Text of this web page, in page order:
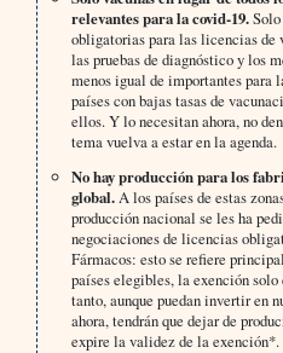
relevantes para la covid-19.
obligatorias para las licencias de
las pruebas de diagnóstico y los
menos igual de importantes para
países con bajas tasas de
ellos. Y lo necesitan ahora, no
tema vuelva a estar en la agenda.
No hay producción para los
global.A los países de estas
producción nacional se les ha
negociaciones de licencias
Fármacos: esto se refiere
países elegibles, la exención
tanto, aunque puedan invertir en
ahora, tendrán que dejar de
expire la validez de la exención*.